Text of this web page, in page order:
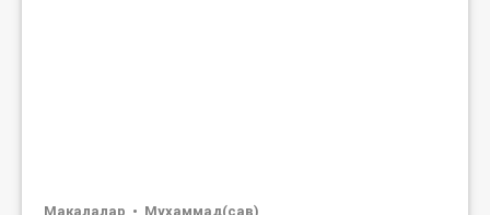
Макалалар Мухаммад(сав)